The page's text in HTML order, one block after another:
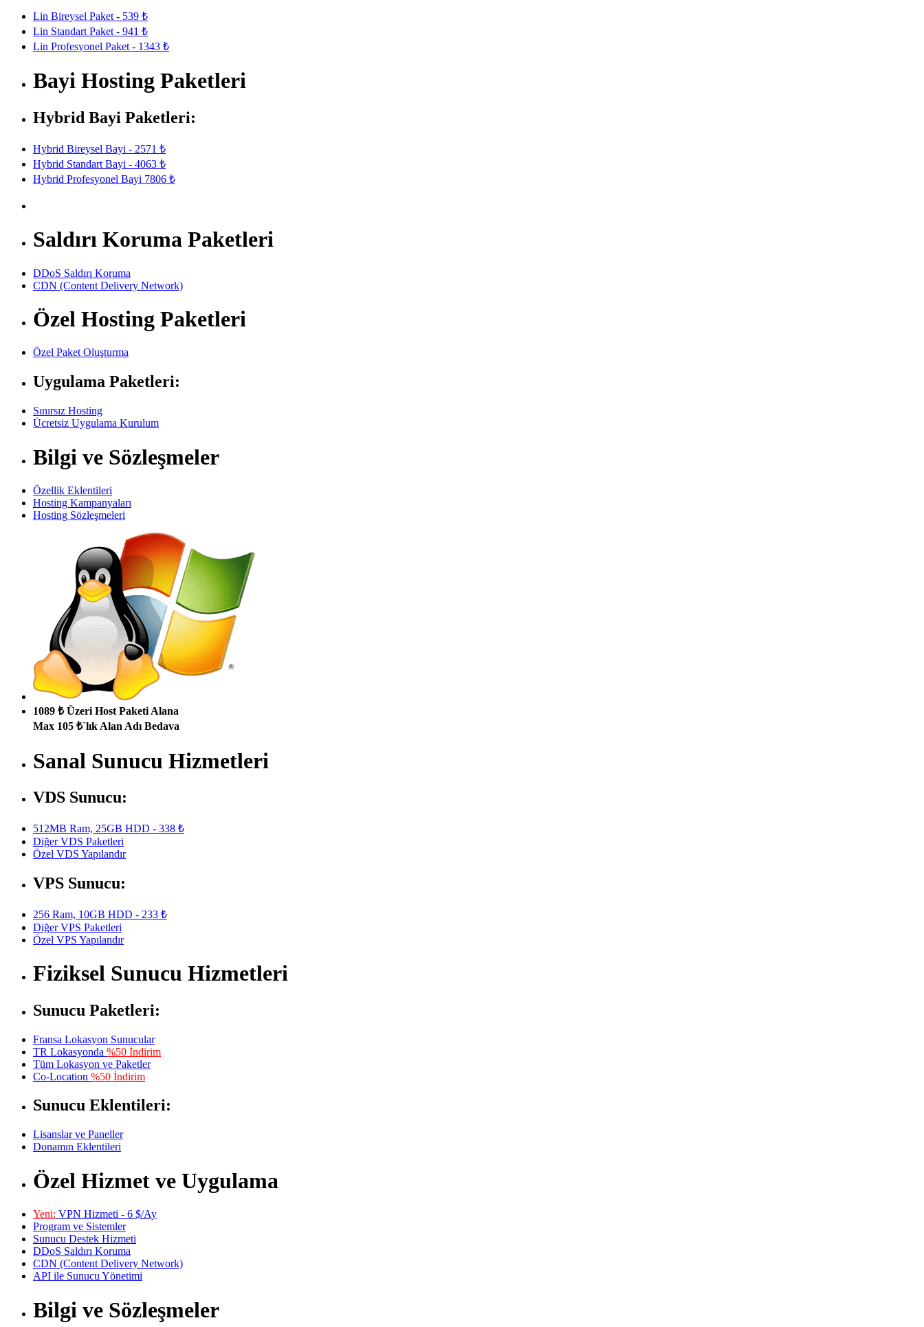
Lin Bireysel Paket - 539 ₺
Lin Standart Paket - 941 ₺
Lin Profesyonel Paket - 1343 ₺
Bayi Hosting Paketleri
Hybrid Bayi Paketleri:
Hybrid Bireysel Bayi - 2571 ₺
Hybrid Standart Bayi - 4063 ₺
Hybrid Profesyonel Bayi 7806 ₺
Saldırı Koruma Paketleri
DDoS Saldırı Koruma
CDN (Content Delivery Network)
Özel Hosting Paketleri
Özel Paket Oluşturma
Uygulama Paketleri:
Sınırsız Hosting
Ücretsiz Uygulama Kurulum
Bilgi ve Sözleşmeler
Özellik Eklentileri
Hosting Kampanyaları
Hosting Sözleşmeleri
1089 ₺ Üzeri Host Paketi Alana
Max 105 ₺`lık Alan Adı Bedava
Sanal Sunucu Hizmetleri
VDS Sunucu:
512MB Ram, 25GB HDD - 338 ₺
Diğer VDS Paketleri
Özel VDS Yapılandır
VPS Sunucu:
256 Ram, 10GB HDD - 233 ₺
Diğer VPS Paketleri
Özel VPS Yapılandır
Fiziksel Sunucu Hizmetleri
Sunucu Paketleri:
Fransa Lokasyon Sunucular
TR Lokasyonda %50 İndirim
Tüm Lokasyon ve Paketler
Co-Location %50 İndirim
Sunucu Eklentileri:
Lisanslar ve Paneller
Donamın Eklentileri
Özel Hizmet ve Uygulama
Yeni: VPN Hizmeti - 6 $/Ay
Program ve Sistemler
Sunucu Destek Hizmeti
DDoS Saldırı Koruma
CDN (Content Delivery Network)
API ile Sunucu Yönetimi
Bilgi ve Sözleşmeler